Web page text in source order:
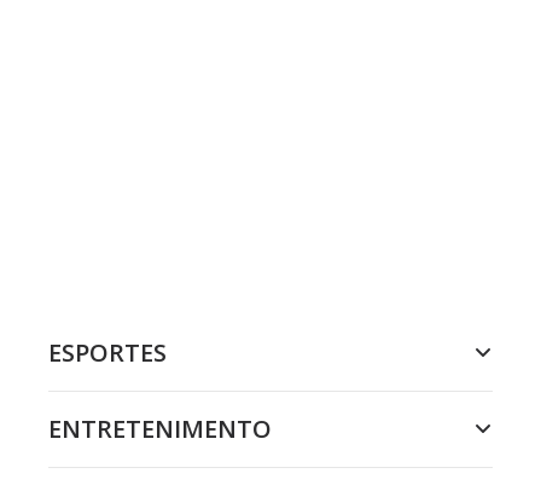
ESPORTES
ENTRETENIMENTO